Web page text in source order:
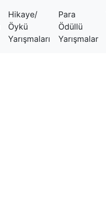
Hikaye/
Öykü
Yarışmaları
Para
Ödüllü
Yarışmalar